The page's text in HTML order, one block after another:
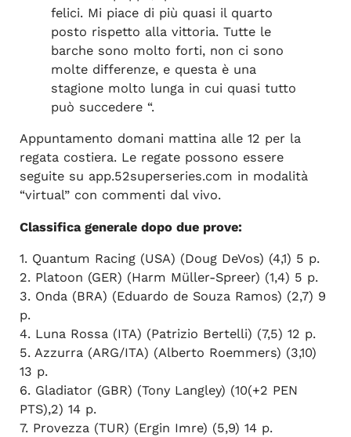
felici. Mi piace di più quasi il quarto
posto rispetto alla vittoria. Tutte le
barche sono molto forti, non ci sono
molte differenze, e questa è una
stagione molto lunga in cui quasi tutto
può succedere “.
Appuntamento domani mattina alle 12 per la
regata costiera. Le regate possono essere
seguite su app.52superseries.com in modalità
“virtual” con commenti dal vivo.
Classifica generale dopo due prove:
1. Quantum Racing (USA) (Doug DeVos) (4,1) 5 p.
2. Platoon (GER) (Harm Müller-Spreer) (1,4) 5 p.
3. Onda (BRA) (Eduardo de Souza Ramos) (2,7) 9
p.
4. Luna Rossa (ITA) (Patrizio Bertelli) (7,5) 12 p.
5. Azzurra (ARG/ITA) (Alberto Roemmers) (3,10)
13 p.
6. Gladiator (GBR) (Tony Langley) (10(+2 PEN
PTS),2) 14 p.
7. Provezza (TUR) (Ergin Imre) (5,9) 14 p.